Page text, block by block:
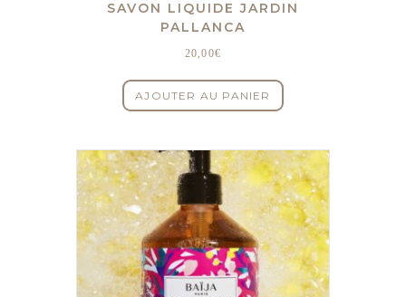
SAVON LIQUIDE JARDIN
PALLANCA
20,00€
AJOUTER AU PANIER